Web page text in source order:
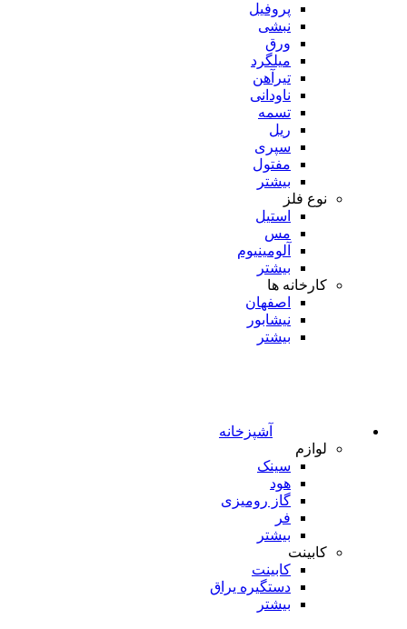
پروفیل
نبشی
ورق
میلگرد
تیرآهن
ناودانی
تسمه
ریل
سپری
مفتول
بیشتر
نوع فلز
استیل
مس
آلومینیوم
بیشتر
کارخانه ها
اصفهان
نیشابور
بیشتر
آشپزخانه
لوازم
سینک
هود
گاز رومیزی
فر
بیشتر
کابینت
کابینت
دستگیره یراق
بیشتر